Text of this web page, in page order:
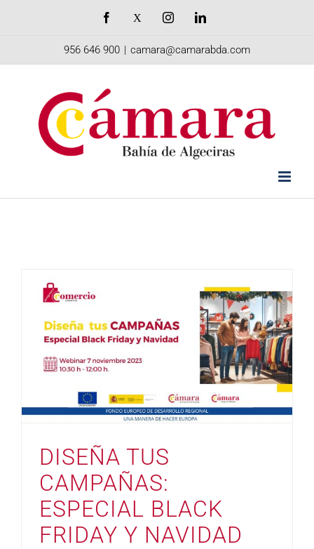
Facebook InstagramLinkedIn
956 646 900 | camara@camarabda.com
DISEÑA TUS
CAMPAÑAS:
ESPECIAL BLACK
FRIDAY Y NAVIDAD